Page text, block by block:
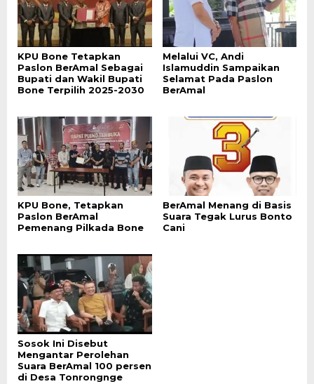
KPU Bone Tetapkan
Paslon BerAmal Sebagai
Bupati dan Wakil Bupati
Bone Terpilih 2025-2030
Melalui VC, Andi
Islamuddin Sampaikan
Selamat Pada Paslon
BerAmal
KPU Bone, Tetapkan
Paslon BerAmal
Pemenang Pilkada Bone
BerAmal Menang di Basis
Suara Tegak Lurus Bonto
Cani
Sosok Ini Disebut
Mengantar Perolehan
Suara BerAmal 100 persen
di Desa Tonrongnge